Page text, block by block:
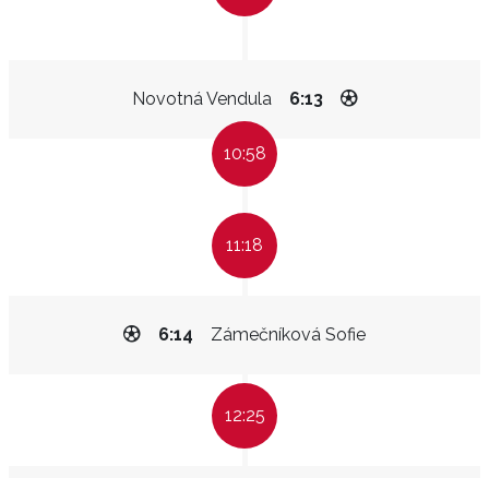
Novotná Vendula 6:13
10:58
11:18
Zámečníková Sofie
6:14
12:25